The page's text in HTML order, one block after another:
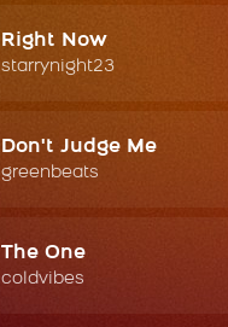
Right Now
starrynight23
Don't Judge Me
greenbeats
The One
coldvibes